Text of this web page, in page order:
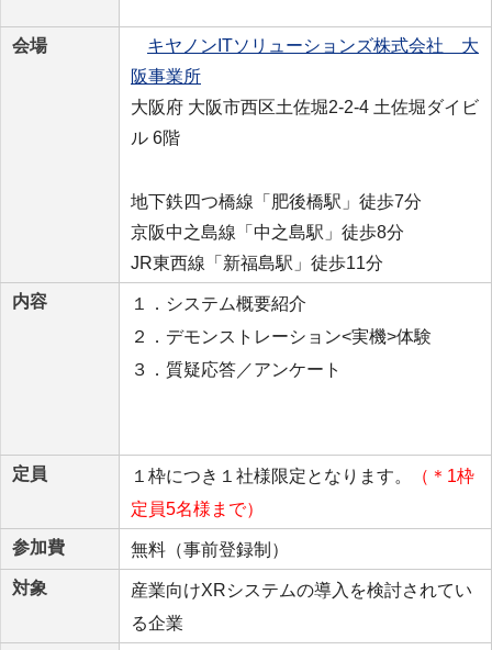
会場
キヤノンITソリューションズ株式会社 大
阪事業所
大阪府 大阪市西区土佐堀2-2-4 土佐堀ダイビ
ル 6階
地下鉄四つ橋線「肥後橋駅」徒歩7分
京阪中之島線「中之島駅」徒歩8分
JR東西線「新福島駅」徒歩11分
内容
１．システム概要紹介
２．デモンストレーション<実機>体験
３．質疑応答／アンケート
定員 １枠につき１社様限定となります。
（＊1枠
定員5名様まで）
参加費 無料（事前登録制）
対象
産業向けXRシステムの導入を検討されてい
る企業